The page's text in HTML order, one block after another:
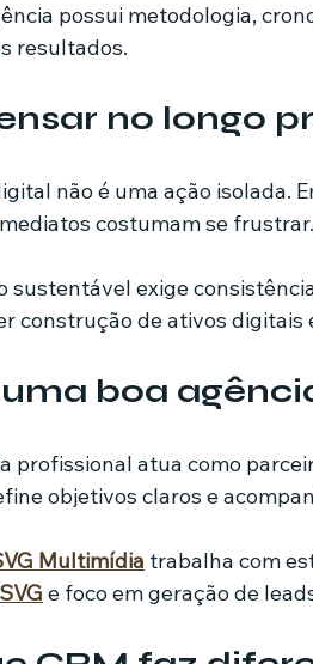
possui metodologia,
resultados.
no longo
não é uma ação isolada.
costumam se frustrar.
sustentável exige
construção de ativos digitais
boa
profissional atua como
objetivos claros e
Multimídia trabalha com
e foco em geração de